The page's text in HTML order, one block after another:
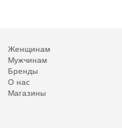
Женщинам
Мужчинам
Бренды
О нас
Магазины